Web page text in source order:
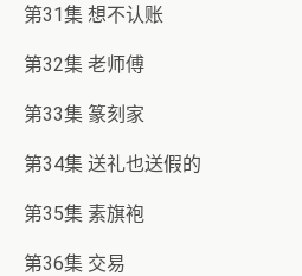
第31集 想不认账
第32集 老师傅
第33集 篆刻家
第34集 送礼也送假的
第35集 素旗袍
第36集 交易